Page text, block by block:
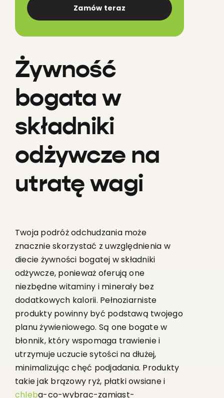
Zamów teraz
Żywność
bogata w
składniki
odżywcze na
utratę wagi
Twoja podróż odchudzania może
znacznie skorzystać z uwzględnienia w
diecie żywności bogatej w składniki
odżywcze, ponieważ oferują one
niezbędne witaminy i minerały bez
dodatkowych kalorii. Pełnoziarniste
produkty powinny być podstawą twojego
planu żywieniowego. Są one bogate w
błonnik, który wspomaga trawienie i
utrzymuje uczucie sytości na dłużej,
minimalizując chęć podjadania. Produkty
takie jak brązowy ryż, płatki owsiane i
chleba-co-wybrac-zamiast-